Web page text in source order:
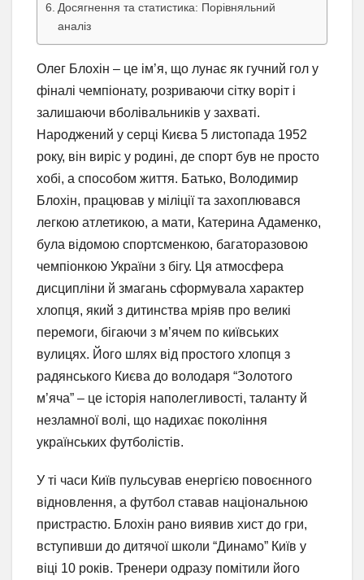
Досягнення та статистика: Порівняльний
аналіз
Олег Блохін – це ім’я, що лунає як гучний гол у
фіналі чемпіонату, розриваючи сітку воріт і
залишаючи вболівальників у захваті.
Народжений у серці Києва 5 листопада 1952
року, він виріс у родині, де спорт був не просто
хобі, а способом життя. Батько, Володимир
Блохін, працював у міліції та захоплювався
легкою атлетикою, а мати, Катерина Адаменко,
була відомою спортсменкою, багаторазовою
чемпіонкою України з бігу. Ця атмосфера
дисципліни й змагань сформувала характер
хлопця, який з дитинства мріяв про великі
перемоги, бігаючи з м’ячем по київських
вулицях. Його шлях від простого хлопця з
радянського Києва до володаря “Золотого
м’яча” – це історія наполегливості, таланту й
незламної волі, що надихає покоління
українських футболістів.
У ті часи Київ пульсував енергією повоєнного
відновлення, а футбол ставав національною
пристрастю. Блохін рано виявив хист до гри,
вступивши до дитячої школи “Динамо” Київ у
віці 10 років. Тренери одразу помітили його